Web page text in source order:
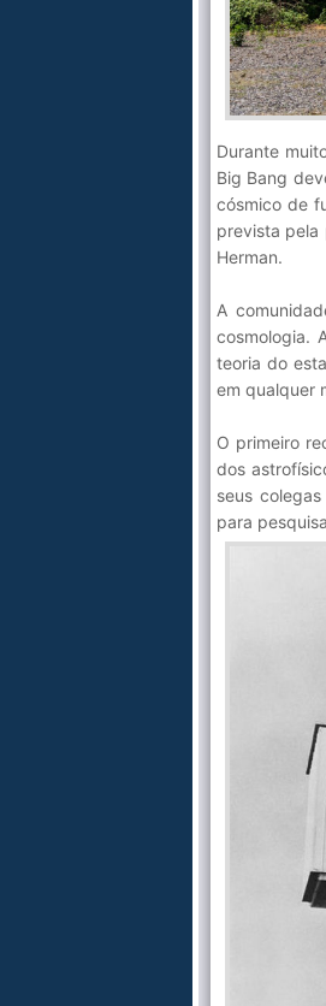
Durante
Big Bang
cósmico de
prevista pela
Herman.
A
cosmologia.
teoria do
em qualquer
O primeiro
dos
seus
para